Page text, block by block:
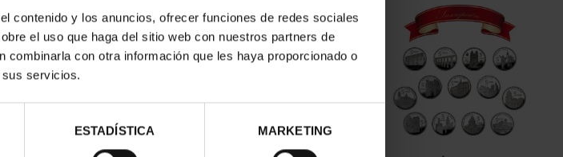
contenido y los anuncios, ofrecer funciones de redes sociales
el uso que haga del sitio web con nuestros partners de
con otra información que les haya proporcionado o
servicios.
ESTADÍSTICA MARKETING